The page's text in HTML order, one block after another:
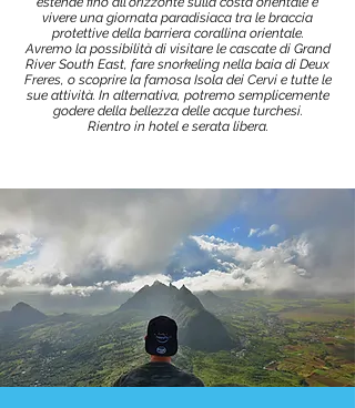
vivere una giornata paradisiaca tra le braccia
protettive della barriera corallina orientale.
Avremo la possibilità di visitare le cascate di Grand
River South East, fare snorkeling nella baia di Deux
Freres, o scoprire la famosa Isola dei Cervi e tutte le
sue attività. In alternativa, potremo semplicemente
godere della bellezza delle acque turchesi.
Rientro in hotel e serata libera.